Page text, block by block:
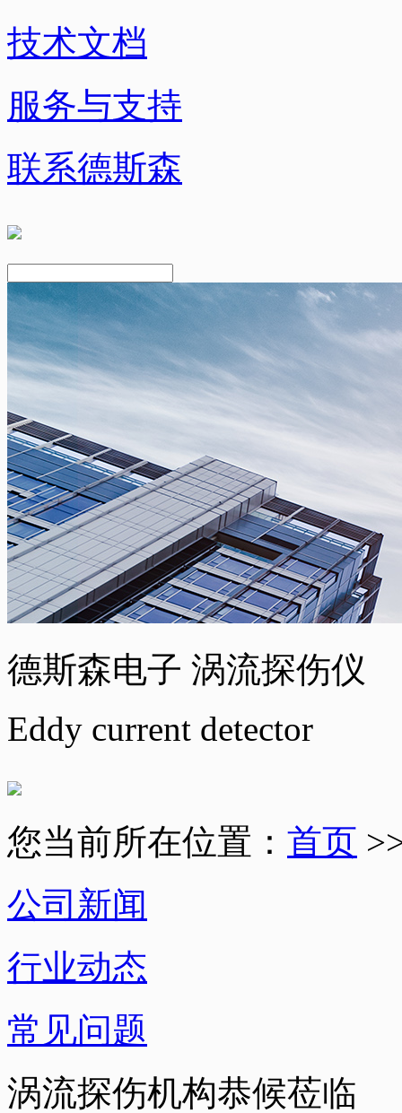
技术文档
服务与支持
联系德斯森
德斯森电子 涡流探伤仪
Eddy current detector
您当前所在位置： 首页
公司新闻
行业动态
常见问题
涡流探伤机构恭候莅临